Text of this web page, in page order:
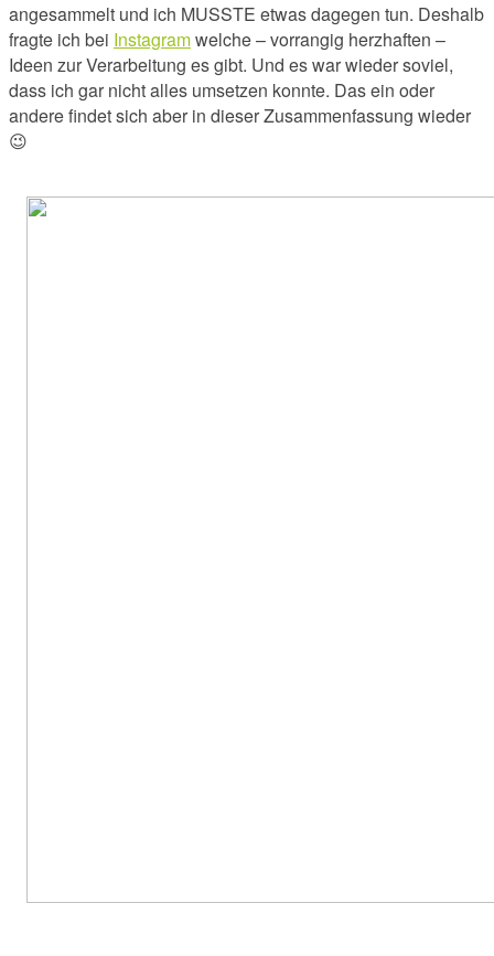
angesammelt und ich MUSSTE etwas dagegen tun. Deshalb
fragte ich bei Instagramwelche – vorrangig herzhaften –
Ideen zur Verarbeitung es gibt. Und es war wieder soviel,
dass ich gar nicht alles umsetzen konnte. Das ein oder
andere findet sich aber in dieser Zusammenfassung wieder
😉